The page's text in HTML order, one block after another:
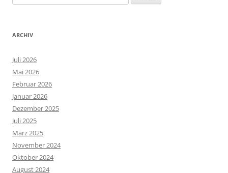
nach:
ARCHIV
Juli 2026
Mai 2026
Februar 2026
Januar 2026
Dezember 2025
Juli 2025
März 2025
November 2024
Oktober 2024
August 2024